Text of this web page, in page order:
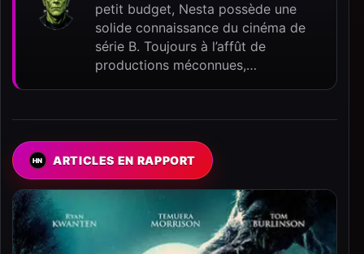
petit budget, Nesta possède une
solide connaissance du cinéma de
série B. Toujours à l’affût de
productions méconnues,…
ARTICLES EN RAPPORT